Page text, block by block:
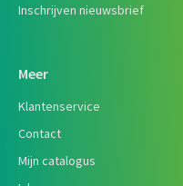
Inschrijven nieuwsbrief
Meer
Klantenservice
Contact
Mijn catalogus